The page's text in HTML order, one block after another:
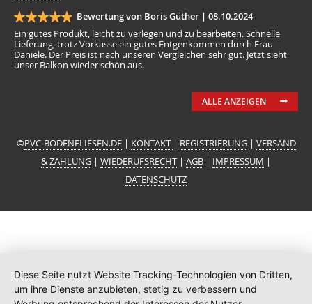
Bewertung von Boris Güther | 08.10.2024
Ein gutes Produkt, leicht zu verlegen und zu bearbeiten. Schnelle
Lieferung, trotz Vorkasse ein gutes Entgenkommen durch Frau
Daniele. Der Preis ist nach unseren Vergleichen sehr gut. Jetzt sieht
unser Balkon wieder schön aus.
ALLE ANZEIGEN
©PVC-BODENFLIESEN.DE| KONTAKT | REGISTRIERUNG| VERSAND
& ZAHLUNG | WIEDERUFSRECHT | AGB | IMPRESSUM |
DATENSCHUTZ
Diese Seite nutzt Website Tracking-Technologien von Dritten,
um ihre Dienste anzubieten, stetig zu verbessern und